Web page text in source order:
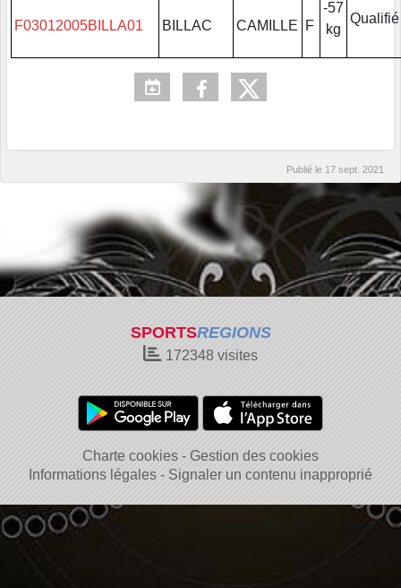
F03012005BILLA01 BILLAC CAMILLE F
-57
kg
Qualifié
Publié le 17 sept. 2021
SPORTSREGIONS
172348 visites
Charte cookies
Gestion des cookies
Informations légales
Signaler un contenu inapproprié